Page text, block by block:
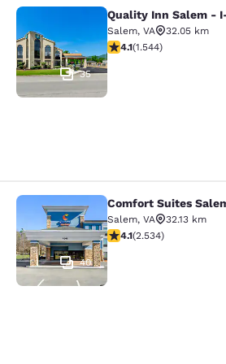
Quality Inn Salem - I-
35
Quality Inn Salem -
Salem, VA
32.05 km
classificação 4.07
4.1(1.544)
Comfort Suites
40
Comfort Suites
Salem, VA
32.13 km
classificação 4.13
4.1(2.534)